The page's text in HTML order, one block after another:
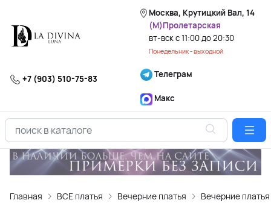
Москва, Крутицкий Вал, 14
(М)Пролетарская
вт-вск с 11:00 до 20:30
Понедельник - выходной
+7 (903) 510-75-83 Телеграм
Макс
Главная ВСЕ платья Вечерние платья Вечерние